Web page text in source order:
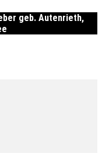
geb. Autenrieth,